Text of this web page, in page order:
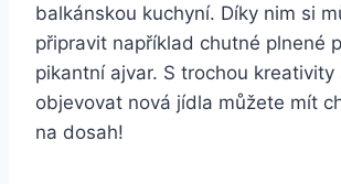
balkánskou kuchyní. Díky nim si
připravit například chutné plnené
pikantní ajvar. S trochou kreativity
objevovat nová jídla můžete mít
na dosah!